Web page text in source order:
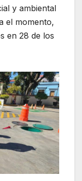
y ambiental
el momento,
en 28 de los